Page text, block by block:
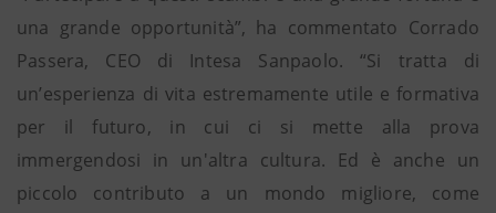
una grande opportunità”, ha commentato Corrado
Passera, CEO di Intesa Sanpaolo. “Si tratta di
un’esperienza di vita estremamente utile e formativa
per il futuro, in cui ci si mette alla prova
immergendosi in un'altra cultura. Ed è anche un
piccolo contributo a un mondo migliore, come